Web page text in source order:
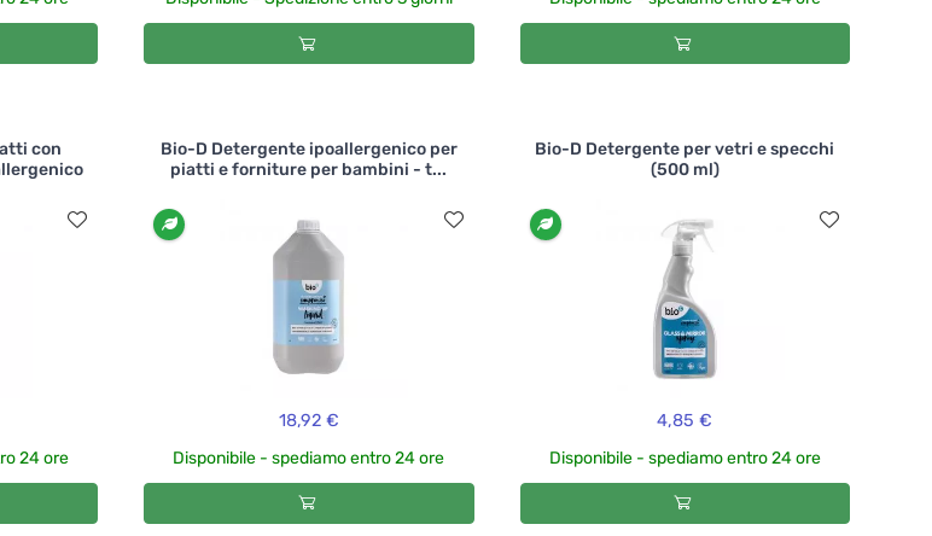
con
24 ore
Bio-D Detergente ipoallergenico per
piatti e forniture per bambini - t...
18,92 €
Disponibile - spediamo entro 24 ore
Bio-D Detergente per vetri e specchi
(500 ml)
4,85 €
Disponibile - spediamo entro 24 ore